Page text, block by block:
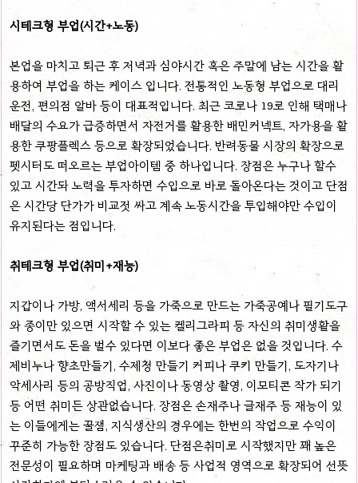
시테크형 부업(시간+노동)
본업을 마치고 퇴근 후 저녁과 심야시간 혹은 주말에 남는 시간을 활
용하여 부업을 하는 케이스 입니다. 전통적인 노동형 부업으로 대리
운전, 편의점 알바 등이 대표적입니다. 최근 코로나 19로 인해 택매나
배달의 수요가 급증하면서 자전거를 활용한 배민커넥트, 자가용을 활
용한 쿠팡플렉스 등으로 확장되었습니다. 반려동물 시장의 확장으로
펫시터도 떠오르는 부업아이템 중 하나입니다. 장점은 누구나 할수
있고 시간돠 노력을 투자하면 수입으로 바로 돌아온다는 것이고 단점
은 시간당 단가가 비교젓 싸고 계속 노동시간을 투입해야만 수입이
유지된다는 점입니다.
취테크형 부업(취미+재능)
지갑이나 가방, 액서세리 등을 가죽으로 만드는 가죽공예나 필기도구
와 종이만 있으면 시작할 수 있는 켈리그라피 등 자신의 취미생활을
즐기면서도 돈을 벌수 있다면 이보다 좋은 부업은 없을 것입니다. 수
제비누나 향초만들기, 수제청 만들기 커피나 쿠키 만들기, 도자기나
악세사리 등의 공방직업, 사진이나 동영상 촬영, 이모티콘 작가 되기
등 어떤 취미든 상관없습니다. 장점은 손재주나 글재주 등 재능이 있
는 이들에게는 꿀잼, 지식생산의 경우에는 한번의 작업으로 수익이
꾸준히 가능한 장점도 있습니다. 단점은취미로 시작했지만 꽤 높은
전문성이 필요하며 마케팅과 배송 등 사업적 영역으로 확장되어 선뜻